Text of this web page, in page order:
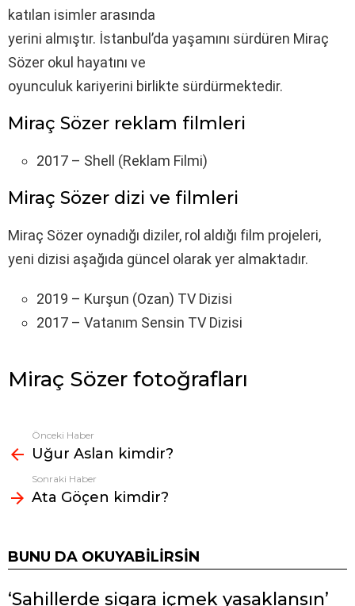
katılan isimler arasında
yerini almıştır. İstanbul’da yaşamını sürdüren Miraç
Sözer okul hayatını ve
oyunculuk kariyerini birlikte sürdürmektedir.
Miraç Sözer reklam filmleri
2017 – Shell (Reklam Filmi)
Miraç Sözer dizi ve filmleri
Miraç Sözer oynadığı diziler, rol aldığı film projeleri,
yeni dizisi aşağıda güncel olarak yer almaktadır.
2019 – Kurşun (Ozan) TV Dizisi
2017 – Vatanım Sensin TV Dizisi
Miraç Sözer fotoğrafları
Fazlasına
bak
Önceki Haber
Uğur Aslan kimdir?
Sonraki Haber
Ata Göçen kimdir?
BUNU DA OKUYABILIRSIN
‘Sahillerde sigara içmek yasaklansın’